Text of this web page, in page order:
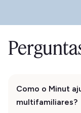
Como o Minut
multifamiliares?